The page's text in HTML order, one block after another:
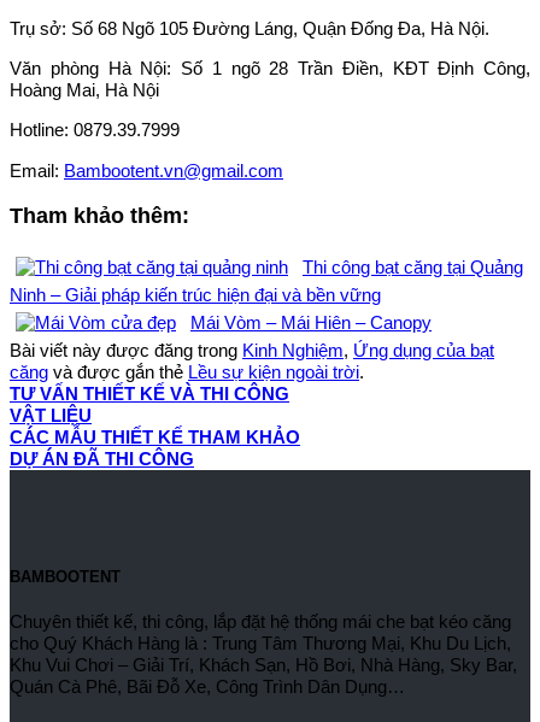
Trụ sở: Số 68 Ngõ 105 Đường Láng, Quận Đống Đa, Hà Nội.
Văn phòng Hà Nội: Số 1 ngõ 28 Trần Điền, KĐT Định Công,
Hoàng Mai, Hà Nội
Hotline: 0879.39.7999
Email: Bambootent.vn@gmail.com
Tham khảo thêm:
Thi công bạt căng tại Quảng
Ninh – Giải pháp kiến trúc hiện đại và bền vững
Mái Vòm – Mái Hiên – Canopy
Bài viết này được đăng trong Kinh Nghiệm, Ứng dụng của bạt
căng và được gắn thẻ Lều sự kiện ngoài trời.
TƯ VẤN THIẾT KẾ VÀ THI CÔNG
VẬT LIỆU
CÁC MẪU THIẾT KẾ THAM KHẢO
DỰ ÁN ĐÃ THI CÔNG
BAMBOOTENT
Chuyên thiết kế, thi công, lắp đặt hệ thống mái che bạt kéo căng
cho Quý Khách Hàng là : Trung Tâm Thương Mại, Khu Du Lịch,
Khu Vui Chơi – Giải Trí, Khách Sạn, Hồ Bơi, Nhà Hàng, Sky Bar,
Quán Cà Phê, Bãi Đỗ Xe, Công Trình Dân Dụng…